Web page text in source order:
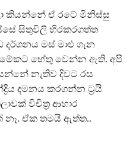
කියන්නේ ඒ රටේ මිනිස්සු
සිතුවිලි හිරකරගත්ත
මස් මාළු ගැන
මේකට හේතු වෙන්න ඇති. අපි
නැතිව දිවට රස
දමනය කරගන්න ට්‍රයි
විචිත්‍ර ආහාර
නෑ. ඒක තමයි ඇත්ත..